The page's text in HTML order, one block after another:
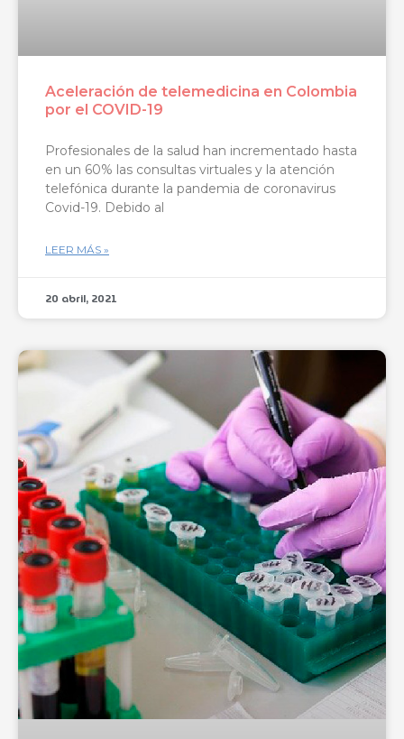
Aceleración de telemedicina en Colombia
por el COVID-19
Profesionales de la salud han incrementado hasta
en un 60% las consultas virtuales y la atención
telefónica durante la pandemia de coronavirus
Covid-19. Debido al
LEER MÁS »
20 abril, 2021